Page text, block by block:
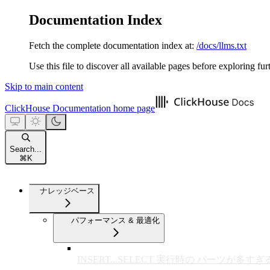
Documentation Index
Fetch the complete documentation index at: /docs/llms.txt
Use this file to discover all available pages before exploring
Skip to main content
ClickHouse Documentation home page
Search...
⌘ K
ナレッジベース
パフォーマンス & 最適化
INSERT...SELECT 実行時の パーツが多すぎ